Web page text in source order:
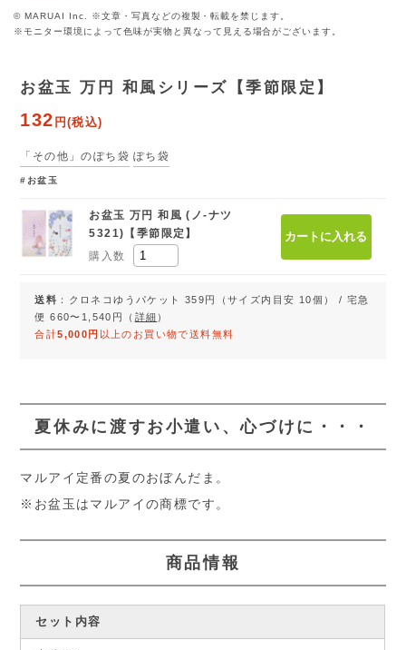
© MARUAI Inc. ※文章・写真などの複製・転載を禁じます。
※モニター環境によって色味が実物と異なって見える場合がございます。
お盆玉 万円 和風シリーズ【季節限定】
132 円(税込)
「その他」のぽち袋 ぽち袋
お盆玉
お盆玉 万円 和風 (ノ-ナツ
5321)【季節限定】
購入数
送料 ：クロネコゆうパケット 359円（サイズ内目安 10個） / 宅急
便 660〜1,540円（ 詳細 ）
合計5,000円 以上のお買い物で送料無料
夏休みに渡すお小遣い、心づけに・・・
マルアイ定番の夏のおぼんだま。
※お盆玉はマルアイの商標です。
商品情報
セット内容